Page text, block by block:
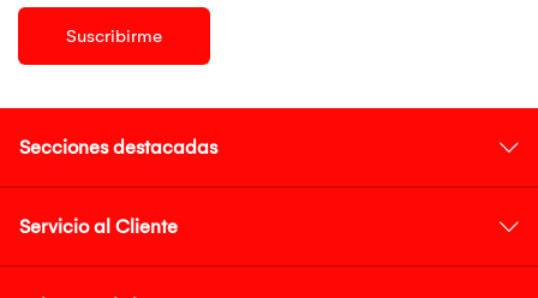
Suscribirme
Secciones destacadas
Servicio al Cliente